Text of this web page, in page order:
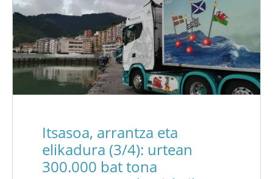
Itsasoa, arrantza eta
elikadura (3/4): urtean
300.000 bat tona